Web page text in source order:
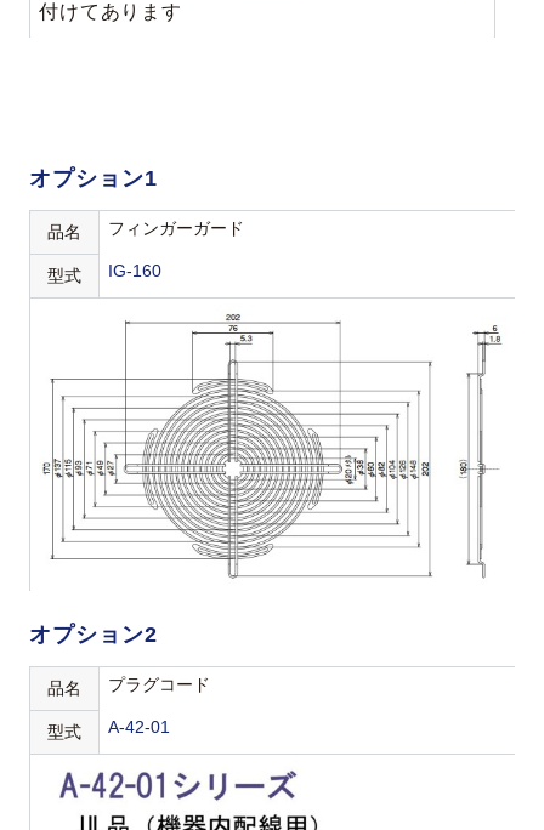
付けてあります
オプション1
品名 フィンガーガード
型式 IG-160
オプション2
品名 プラグコード
型式 A-42-01